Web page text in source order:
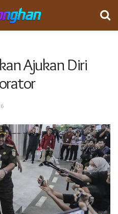
Ajukan Diri